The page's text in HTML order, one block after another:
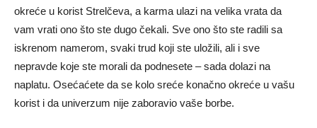
okreće u korist Strelčeva, a karma ulazi na velika vrata da
vam vrati ono što ste dugo čekali. Sve ono što ste radili sa
iskrenom namerom, svaki trud koji ste uložili, ali i sve
nepravde koje ste morali da podnesete – sada dolazi na
naplatu. Osećaćete da se kolo sreće konačno okreće u vašu
korist i da univerzum nije zaboravio vaše borbe.